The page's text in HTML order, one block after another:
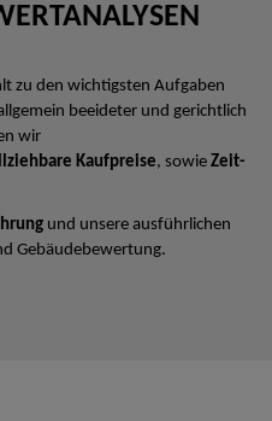
zu den wichtigsten Aufgaben
beeideter und gerichtlich
wir
Kaufpreise, sowie Zeit-
und unsere ausführlichen
Gebäudebewertung.